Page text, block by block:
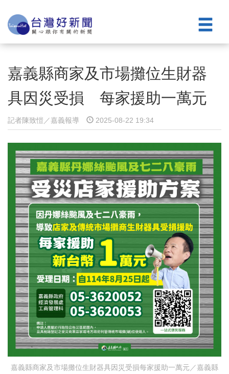
嘉義縣商家及市場攤位生財器
具因災受損 每家援助一萬元
記者陳致愷／嘉義報導 2025-08-22 19:34
嘉義縣商家及市場攤位生財器具因災受損每家援助一萬元／嘉義縣